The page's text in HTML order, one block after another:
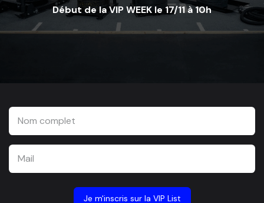
Début de la VIP WEEK le 17/11 à 10h
Je m'inscris sur la VIP List